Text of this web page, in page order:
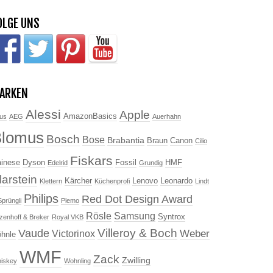
UNS
AEG Alessi AmazonBasics Apple Auerhahn
Bosch Bose Brabantia Braun Canon Cilio
Dyson Edelrid Fiskars Fossil Grundig HMF
Klettern Kärcher Küchenprofi Lenovo Leonardo Lindt
Philips Plemo Red Dot Design Award
& Breker Royal VKB Rösle Samsung Syntrox
Vaude Victorinox Villeroy & Boch Weber
WMF Wohnling Zack Zwilling